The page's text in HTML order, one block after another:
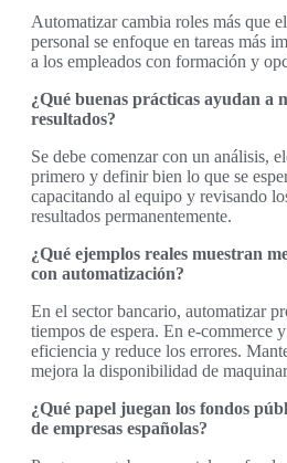
Automatizar cambia roles más que
personal se enfoque en tareas más
a los empleados con formación y
¿Qué buenas prácticas ayudan a
resultados?
Se debe comenzar con un análisis,
primero y definir bien lo que se
capacitando al equipo y revisando
resultados permanentemente.
¿Qué ejemplos reales muestran
con automatización?
En el sector bancario, automatizar
tiempos de espera. En e-commerce
eficiencia y reduce los errores.
mejora la disponibilidad de
¿Qué papel juegan los fondos
de empresas españolas?